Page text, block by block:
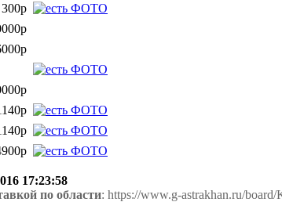
300р
17:23:58
по области: https://www.g-astrakhan.ru/